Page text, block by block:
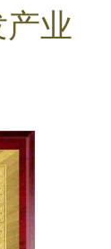
业